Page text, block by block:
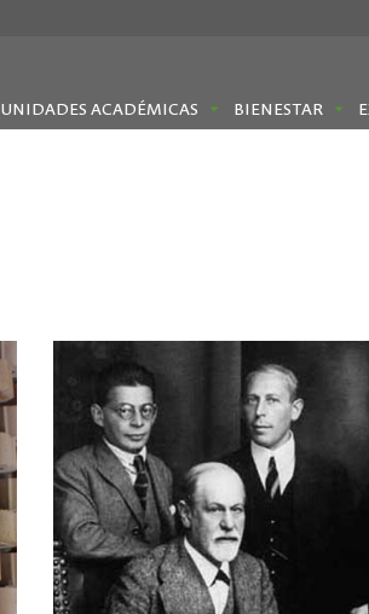
UNIDADES ACADÉMICAS BIENESTAR